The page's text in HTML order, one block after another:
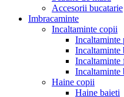
Accesorii bucatarie
Imbracaminte
Incaltaminte copii
Incaltaminte
Incaltaminte
Incaltaminte
Incaltaminte
Haine copii
Haine baieti